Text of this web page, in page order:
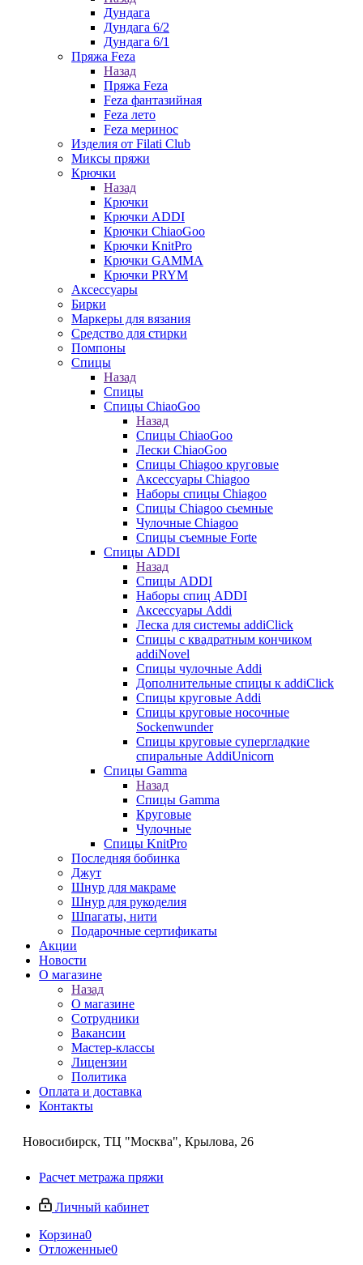
Дундага
Дундага 6/2
Дундага 6/1
Пряжа Feza
Назад
Пряжа Feza
Feza фантазийная
Feza лето
Feza меринос
Изделия от Filati Club
Миксы пряжи
Крючки
Назад
Крючки
Крючки ADDI
Крючки ChiaoGoo
Крючки KnitPro
Крючки GAMMA
Крючки PRYM
Аксессуары
Бирки
Маркеры для вязания
Средство для стирки
Помпоны
Спицы
Назад
Спицы
Спицы ChiaoGoo
Назад
Спицы ChiaoGoo
Лески ChiaoGoo
Cпицы Сhiagoo круговые
Аксессуары Chiagoo
Наборы спицы Chiagoo
Спицы Chiagoo сьемные
Чулочные Chiagoo
Спицы съемные Forte
Спицы ADDI
Назад
Спицы ADDI
Наборы спиц ADDI
Аксессуары Addi
Леска для системы addiClick
Спицы с квадратным кончиком
addiNovel
Спицы чулочные Addi
Дополнительные спицы к addiClick
Спицы круговые Addi
Спицы круговые носочные
Sockenwunder
Спицы круговые супергладкие
спиральные AddiUnicorn
Спицы Gamma
Назад
Спицы Gamma
Круговые
Чулочные
Спицы KnitPro
Последняя бобинка
Джут
Шнур для макраме
Шнур для рукоделия
Шпагаты, нити
Подарочные сертификаты
Акции
Новости
О магазине
Назад
О магазине
Сотрудники
Вакансии
Мастер-классы
Лицензии
Политика
Оплата и доставка
Контакты
Новосибирск, ТЦ "Москва", Крылова, 26
Расчет метража пряжи
Личный кабинет
Корзина0
Отложенные0